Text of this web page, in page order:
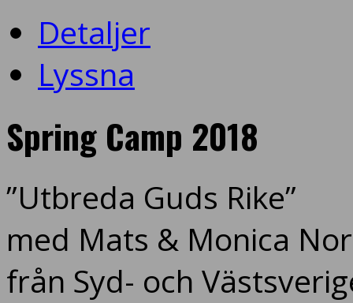
Detaljer
Lyssna
Spring Camp 2018
”Utbreda Guds Rike”
med Mats & Monica
från Syd- och